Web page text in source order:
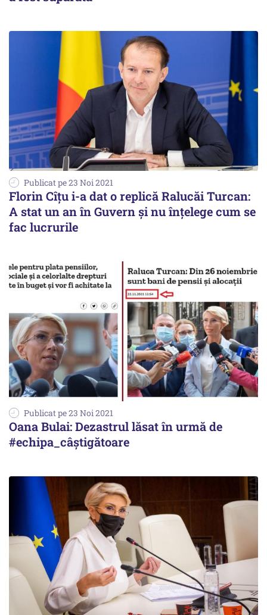
Publicat pe 23 Noi 2021
Florin Cîțu i-a dat o replică Ralucăi Turcan:
A stat un an în Guvern și nu înțelege cum se
fac lucrurile
Publicat pe 23 Noi 2021
Oana Bulai: Dezastrul lăsat în urmă de
#echipa_câștigătoare